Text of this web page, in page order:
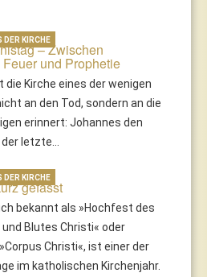
– Zwischen
und Prophetie
die Kirche eines der wenigen
an den Tod, sondern an die
erinnert: Johannes den
letzte…
DER KIRCHE
gefasst
bekannt als »Hochfest des
Blutes Christi« oder
Christi«, ist einer der
im katholischen Kirchenjahr.
DER KIRCHE